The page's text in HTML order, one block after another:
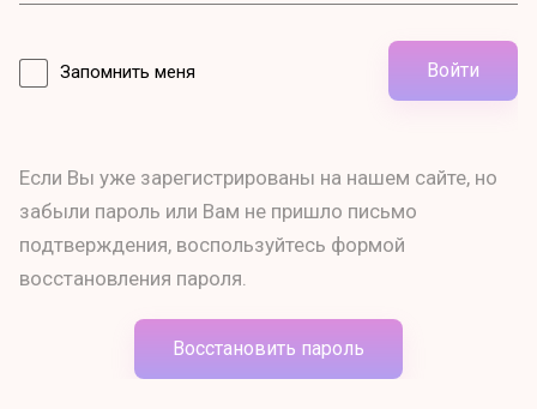
Запомнить меня Войти
Если Вы уже зарегистрированы на нашем сайте, но
забыли пароль или Вам не пришло письмо
подтверждения, воспользуйтесь формой
восстановления пароля.
Восстановить пароль